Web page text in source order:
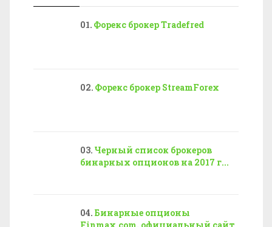
Форекс брокер Tradefred
Форекс брокер StreamForex
Черный список брокеров
бинарных опционов на 2017 г...
Бинарные опционы